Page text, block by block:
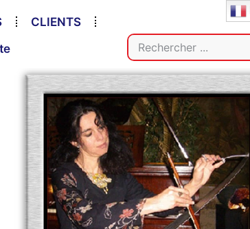
CLIENTS